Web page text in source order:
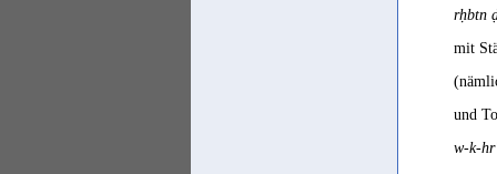
CIH
rḥbtn
mit
und
w-k-